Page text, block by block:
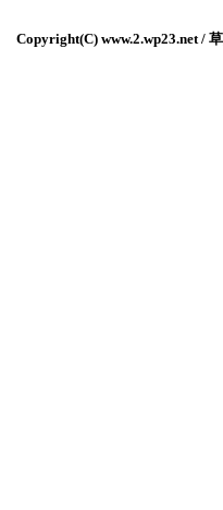
Copyright(C) www.2.wp23.net /